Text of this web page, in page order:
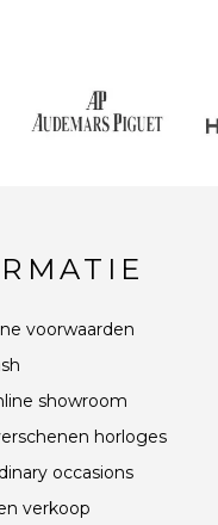
voorwaarden
showroom
horloges
occasions
verkoop